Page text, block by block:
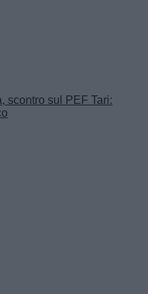
scontro sul PEF Tari: